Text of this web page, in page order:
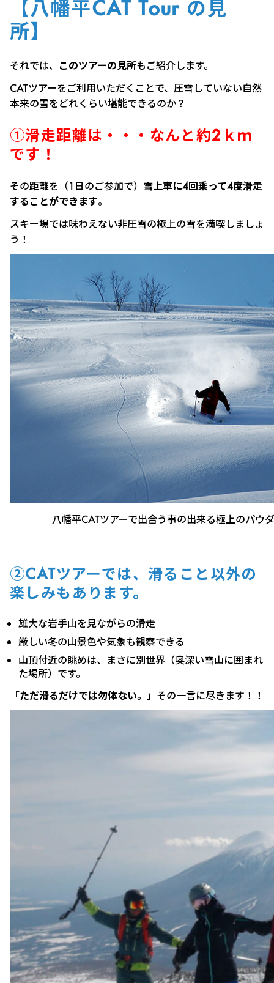
【八幡平CAT Tour の見
所】
それでは、 このツアーの見所もご紹介します。
CATツアーをご利用いただくことで、圧雪していない自然
本来の雪をどれくらい堪能できるのか？
①滑走距離は・・・なんと約2ｋｍ
です！
その距離を（1日のご参加で） 雪上車に4回乗って4度滑走
することができます。
スキー場では味わえない非圧雪の極上の雪を満喫しましょ
う！
八幡平CATツアーで出合う事の出来る極上のパウ
②CATツアーでは、滑ること以外の
楽しみもあります。
雄大な岩手山を見ながらの滑走
厳しい冬の山景色や気象も観察できる
山頂付近の眺めは、まさに別世界（奥深い雪山に囲まれ
た場所）です。
「ただ滑るだけでは勿体ない。」 その一言に尽きます！！